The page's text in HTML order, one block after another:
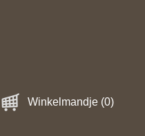
Winkelmandje (0)